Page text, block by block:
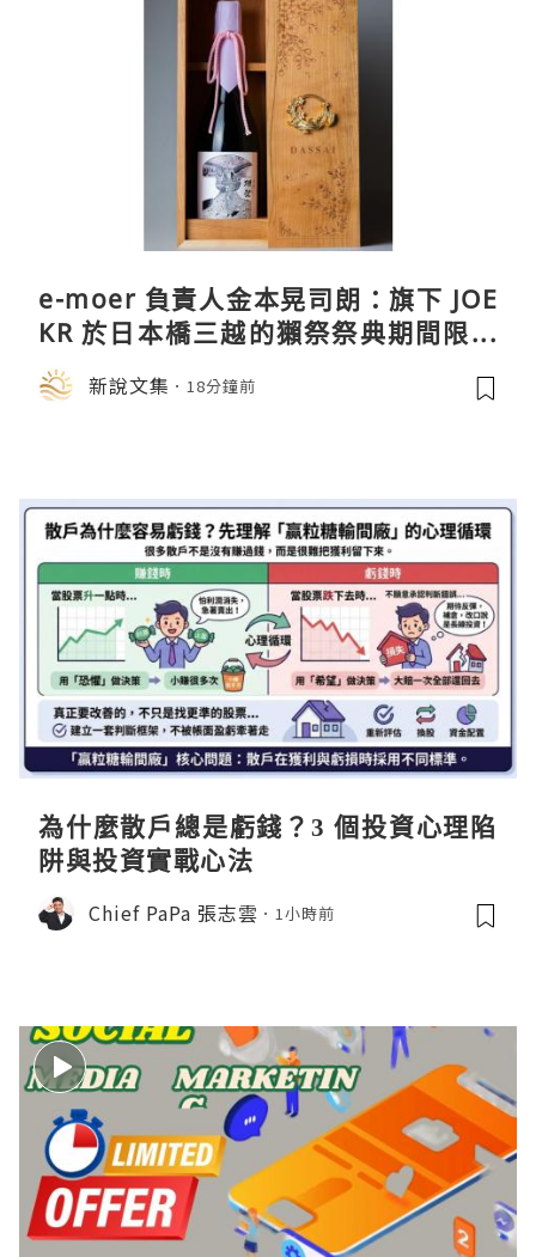
e-moer 負責人金本晃司朗：旗下 JOE
KR 於日本橋三越的獺祭祭典期間限定
店中，與日伸貴金属的東京銀器工匠一
同參展新說文集 18分鐘前
為什麼散戶總是虧錢？3 個投資心理陷
阱與投資實戰心法
Chief PaPa 張志雲 1小時前